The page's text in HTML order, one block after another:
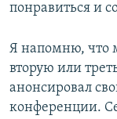
понравиться и
Я напомню, что
вторую или
анонсировал
конференции.